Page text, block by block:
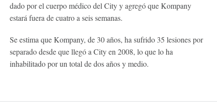
dado por el cuerpo médico del City y agregó que Kompany
estará fuera de cuatro a seis semanas.
Se estima que Kompany, de 30 años, ha sufrido 35 lesiones por
separado desde que llegó a City en 2008, lo que lo ha
inhabilitado por un total de dos años y medio.